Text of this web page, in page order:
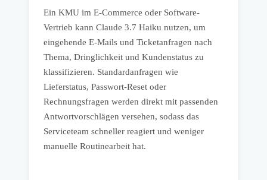
Ein KMU im E-Commerce oder Software-
Vertrieb kann Claude 3.7 Haiku nutzen, um
eingehende E-Mails und Ticketanfragen nach
Thema, Dringlichkeit und Kundenstatus zu
klassifizieren. Standardanfragen wie
Lieferstatus, Passwort-Reset oder
Rechnungsfragen werden direkt mit passenden
Antwortvorschlägen versehen, sodass das
Serviceteam schneller reagiert und weniger
manuelle Routinearbeit hat.